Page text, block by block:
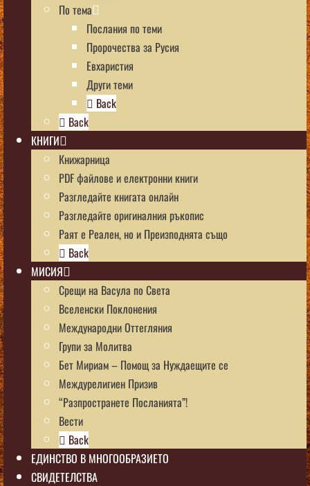
По тема
Послания по теми
Пророчества за Русия
Евхаристия
Други теми
Back
Back
КНИГИ
Книжарница
PDF файлове и електронни книги
Разгледайте книгата онлайн
Разгледайте оригиналния ръкопис
Раят е Реален, но и Преизподнята също
Back
МИСИЯ
Срещи на Васула по Света
Вселенски Поклонения
Международни Оттегляния
Групи за Молитва
Бет Мириам – Помощ за Нуждаещите се
Междурелигиен Призив
“Разпространете Посланията”!
Вести
Back
ЕДИНСТВО В МНОГООБРАЗИЕТО
СВИДЕТЕЛСТВА